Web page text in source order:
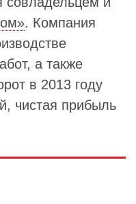
. Компания
а также
в 2013 году
чистая прибыль